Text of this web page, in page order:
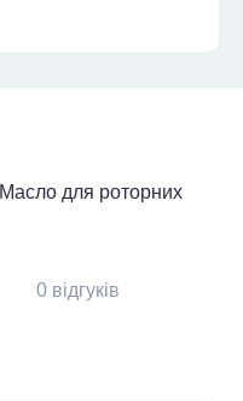
для роторних
0 відгуків